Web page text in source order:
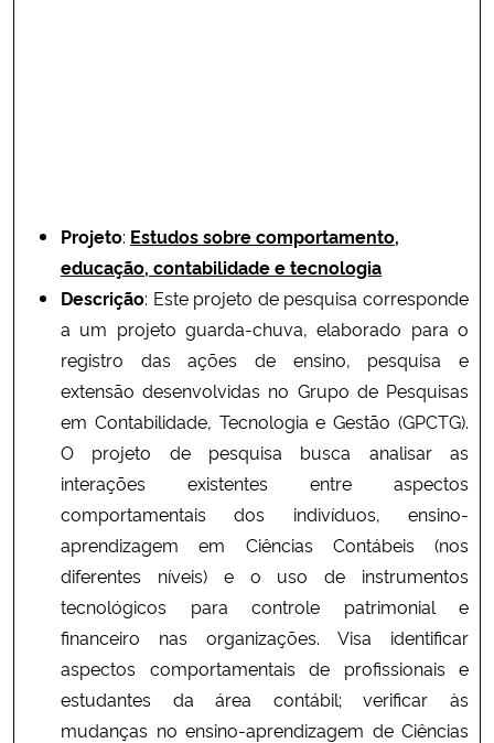
Projeto: Estudos sobre comportamento,
educação, contabilidade e tecnologia
Descrição: Este projeto de pesquisa corresponde
a um projeto guarda-chuva, elaborado para o
registro das ações de ensino, pesquisa e
extensão desenvolvidas no Grupo de Pesquisas
em Contabilidade, Tecnologia e Gestão (GPCTG).
O projeto de pesquisa busca analisar as
interações existentes entre aspectos
comportamentais dos indivíduos, ensino-
aprendizagem em Ciências Contábeis (nos
diferentes níveis) e o uso de instrumentos
tecnológicos para controle patrimonial e
financeiro nas organizações. Visa identificar
aspectos comportamentais de profissionais e
estudantes da área contábil; verificar às
mudanças no ensino-aprendizagem de Ciências